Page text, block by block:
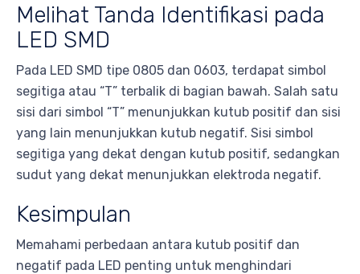
Melihat Tanda Identifikasi pada
LED SMD
Pada LED SMD tipe 0805 dan 0603, terdapat simbol
segitiga atau “T” terbalik di bagian bawah. Salah satu
sisi dari simbol “T” menunjukkan kutub positif dan sisi
yang lain menunjukkan kutub negatif. Sisi simbol
segitiga yang dekat dengan kutub positif, sedangkan
sudut yang dekat menunjukkan elektroda negatif.
Kesimpulan
Memahami perbedaan antara kutub positif dan
negatif pada LED penting untuk menghindari